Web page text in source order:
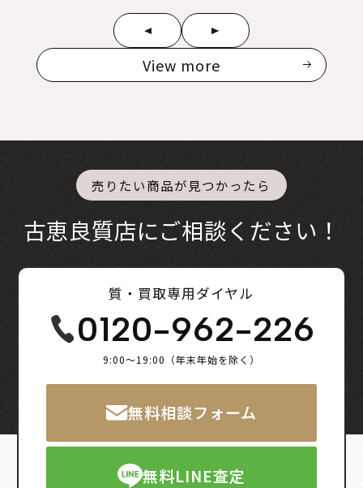
View more
売りたい商品が見つかったら
古恵良質店にご相談ください！
質・買取専用ダイヤル
0120-962-226
9:00～19:00（年末年始を除く）
無料相談フォーム
無料LINE査定